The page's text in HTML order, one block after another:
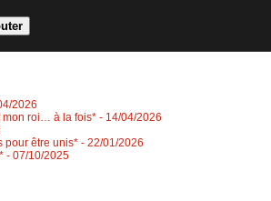
2026
mon roi… à la fois* - 14/04/2026
pour être unis* - 22/01/2026
- 07/10/2025